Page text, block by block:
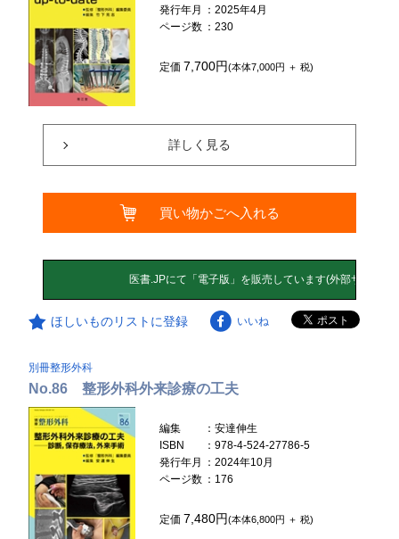
発行年月
：2025年4月
ページ数 ：230
定価7,700円(本体7,000円 ＋ 税)
詳しく見る
買い物かごへ入れる
ほしいものリストに登録 いいね
別冊整形外科
No.86 整形外科外来診療の工夫
編集
：安達伸生
ISBN
：978-4-524-27786-5
発行年月
：2024年10月
ページ数 ：176
定価7,480円(本体6,800円 ＋ 税)